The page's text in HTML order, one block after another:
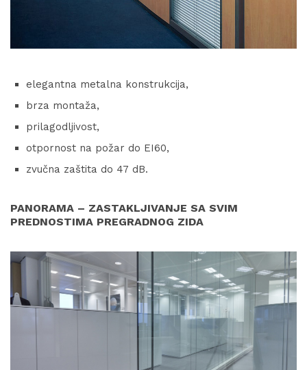
elegantna metalna konstrukcija,
brza montaža,
prilagodljivost,
otpornost na požar do EI60,
zvučna zaštita do 47 dB.
PANORAMA – ZASTAKLJIVANJE SA SVIM
PREDNOSTIMA PREGRADNOG ZIDA